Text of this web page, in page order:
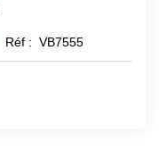
Réf : VB7555